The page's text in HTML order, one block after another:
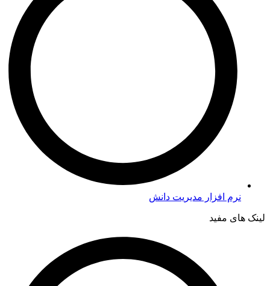
نرم افزار مدیریت دانش
لینک های مفید